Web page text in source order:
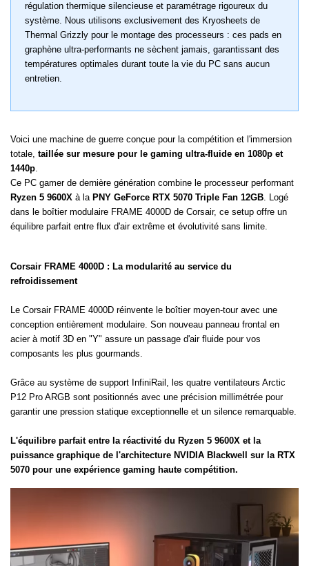
régulation thermique silencieuse et paramétrage rigoureux du
système. Nous utilisons exclusivement des Kryosheets de
Thermal Grizzly pour le montage des processeurs : ces pads en
graphène ultra-performants ne sèchent jamais, garantissant des
températures optimales durant toute la vie du PC sans aucun
entretien.
Voici une machine de guerre conçue pour la compétition et l'immersion
totale, taillée sur mesure pour le gaming ultra-fluide en 1080p et
1440p.
Ce PC gamer de dernière génération combine le processeur performant
Ryzen 5 9600X à la PNY GeForce RTX 5070 Triple Fan 12GB. Logé
dans le boîtier modulaire FRAME 4000D de Corsair, ce setup offre un
équilibre parfait entre flux d'air extrême et évolutivité sans limite.
Corsair FRAME 4000D : La modularité au service du
refroidissement
Le Corsair FRAME 4000D réinvente le boîtier moyen-tour avec une
conception entièrement modulaire. Son nouveau panneau frontal en
acier à motif 3D en "Y" assure un passage d'air fluide pour vos
composants les plus gourmands.
Grâce au système de support InfiniRail, les quatre ventilateurs Arctic
P12 Pro ARGB sont positionnés avec une précision millimétrée pour
garantir une pression statique exceptionnelle et un silence remarquable.
L'équilibre parfait entre la réactivité du Ryzen 5 9600X et la
puissance graphique de l'architecture NVIDIA Blackwell sur la RTX
5070 pour une expérience gaming haute compétition.